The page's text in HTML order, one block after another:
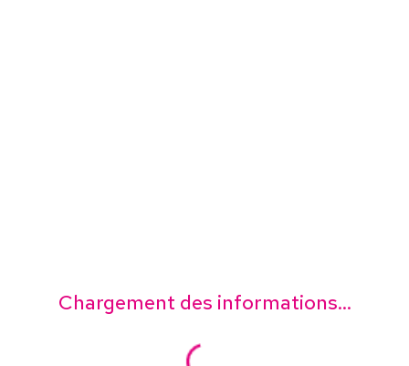
Chargement des informations...